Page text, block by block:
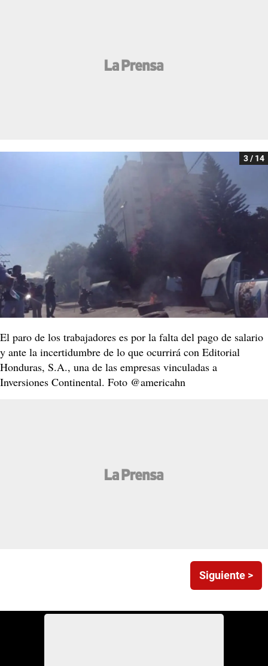
3 / 14
El paro de los trabajadores es por la falta del pago de salario
y ante la incertidumbre de lo que ocurrirá con Editorial
Honduras, S.A., una de las empresas vinculadas a
Inversiones Continental. Foto ‏@americahn
Siguiente >